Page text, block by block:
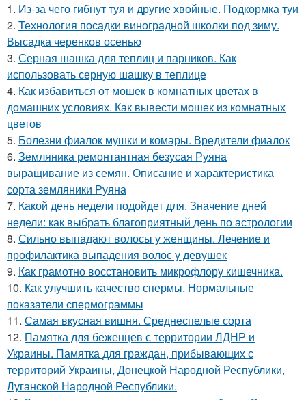
1. Из-за чего гибнут туя и другие хвойные. Подкормка туи
2. Технология посадки виноградной школки под зиму.
Высадка черенков осенью
3. Серная шашка для теплиц и парников. Как
использовать серную шашку в теплице
4. Как избавиться от мошек в комнатных цветах в
домашних условиях. Как вывести мошек из комнатных
цветов
5. Болезни фиалок мушки и комары. Вредители фиалок
6. Земляника ремонтантная безусая Руяна
выращивание из семян. Описание и характеристика
сорта земляники Руяна
7. Какой день недели подойдет для. Значение дней
недели: как выбрать благоприятный день по астрологии
8. Сильно выпадают волосы у женщины. Лечение и
профилактика выпадения волос у девушек
9. Как грамотно восстановить микрофлору кишечника.
10. Как улучшить качество спермы. Нормальные
показатели спермограммы
11. Самая вкусная вишня. Среднеспелые сорта
12. Памятка для беженцев с территории ЛДНР и
Украины. Памятка для граждан, прибывающих с
территорий Украины, Донецкой Народной Республики,
Луганской Народной Республики.